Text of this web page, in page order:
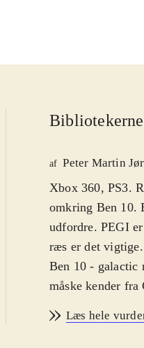
af Peter Martin
Xbox 360, PS3.
omkring Ben 10.
udfordre. PEGI
ræs er det vigtige.
Ben 10 - galactic
måske kender
samle powerups
Læs hele